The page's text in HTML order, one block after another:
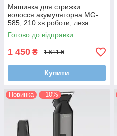
Машинка для стрижки
волосся акумуляторна MG-
585, 210 хв роботи, леза
DLC, 3 швидкості, 4 насадки,
металевий корпус
Готово до відправки
1 450 ₴ 1 611 ₴
Купити
Новинка –10%